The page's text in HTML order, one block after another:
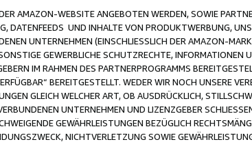
AMAZON-WEBSITE ANGEBOTEN WERDEN, SOWIE
DATENFEEDS UND INHALTE VON PRODUKTWERBUNG,
UNTERNEHMEN (EINSCHLIESSLICH DER AMAZON-
GEWERBLICHE SCHUTZRECHTE, INFORMATIONEN
IM RAHMEN DES PARTNERPROGRAMMS
BEREITGESTELLT. WEDER WIR NOCH UNSERE
GLEICH WELCHER ART, OB AUSDRÜCKLICH,
UNTERNEHMEN UND LIZENZGEBER
GEWÄHRLEISTUNGEN BEZÜGLICH
NICHTVERLETZUNG SOWIE